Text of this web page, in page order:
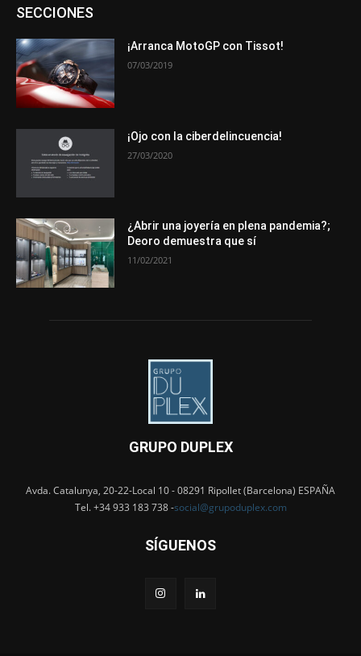
SECCIONESAsociaciones
Novedades
Opiniones Premios Secciones
¡Arranca MotoGP con Tissot!
07/03/2019
¡Ojo con la ciberdelincuencia!
27/03/2020
¿Abrir una joyería en plena pandemia?;
Deoro demuestra que sí
11/02/2021
GRUPO DUPLEX
Avda. Catalunya, 20-22-Local 10 - 08291 Ripollet (Barcelona) ESPAÑA
Tel. +34 933 183 738 -social@grupoduplex.com
SÍGUENOS